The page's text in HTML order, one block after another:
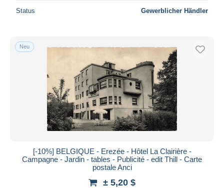
Status Gewerblicher Händler
Neu
[-10%] BELGIQUE - Erezée - Hôtel La Clairière -
Campagne - Jardin - tables - Publicité - edit Thill - Carte
postale Anci
± 5,20 $